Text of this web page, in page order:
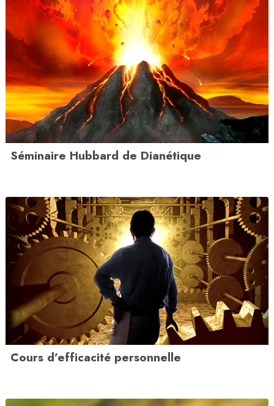
Séminaire Hubbard de Dianétique
Cours d’efficacité personnelle